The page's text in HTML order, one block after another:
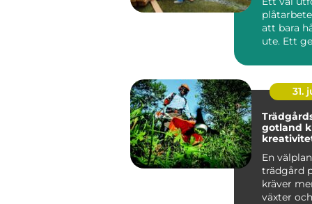
att bara
ute. Ett
fasad...
31.
gotland kunskap,
En
trädgård
kräver
växter